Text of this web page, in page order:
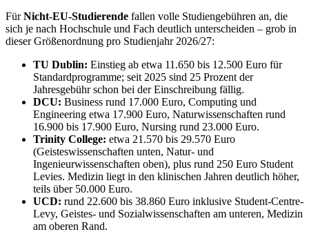
FürNicht-EU-Studierende fallen volle Studiengebühren an, die
sich je nach Hochschule und Fach deutlich unterscheiden – grob in
dieser Größenordnung pro Studienjahr 2026/27:
TU Dublin: Einstieg ab etwa 11.650 bis 12.500 Euro für
Standardprogramme; seit 2025 sind 25 Prozent der
Jahresgebühr schon bei der Einschreibung fällig.
DCU: Business rund 17.000 Euro, Computing und
Engineering etwa 17.900 Euro, Naturwissenschaften rund
16.900 bis 17.900 Euro, Nursing rund 23.000 Euro.
Trinity College: etwa 21.570 bis 29.570 Euro
(Geisteswissenschaften unten, Natur- und
Ingenieurwissenschaften oben), plus rund 250 Euro Student
Levies. Medizin liegt in den klinischen Jahren deutlich höher,
teils über 50.000 Euro.
UCD: rund 22.600 bis 38.860 Euro inklusive Student-Centre-
Levy, Geistes- und Sozialwissenschaften am unteren, Medizin
am oberen Rand.